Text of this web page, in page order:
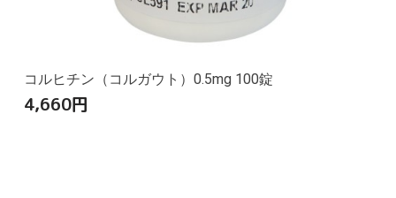
コルヒチン（コルガウト）0.5mg 100錠
4,660円